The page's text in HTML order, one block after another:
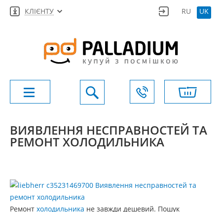
КЛІЄНТУ RU UK
ВИЯВЛЕННЯ НЕСПРАВНОСТЕЙ ТА
РЕМОНТ ХОЛОДИЛЬНИКА
Ремонт холодильника не завжди дешевий. Пошук